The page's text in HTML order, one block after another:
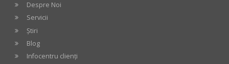
Despre Noi
Servicii
Știri
Blog
Infocentru clienți